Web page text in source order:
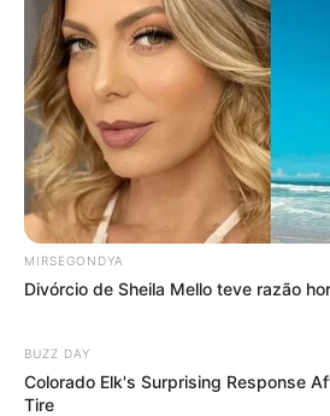
MIRSEGONDYA
Divórcio de Sheila Mello teve razão
BUZZ DAY
Colorado Elk's Surprising Response
Tire